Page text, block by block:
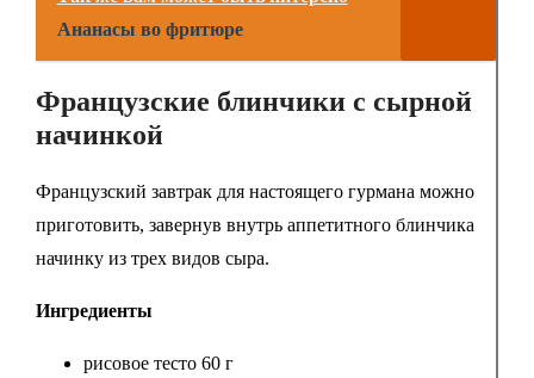
Ананасы во фритюре
Французские блинчики с сырной
начинкой
Французский завтрак для настоящего гурмана можно
приготовить, завернув внутрь аппетитного блинчика
начинку из трех видов сыра.
Ингредиенты
рисовое тесто 60 г